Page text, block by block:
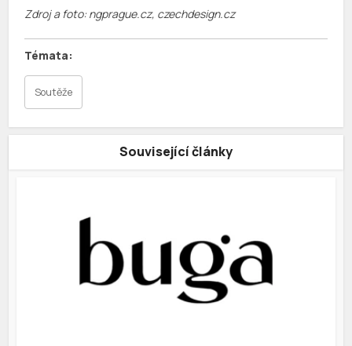
Zdroj a foto: ngprague.cz, czechdesign.cz
Soutěže
Související články